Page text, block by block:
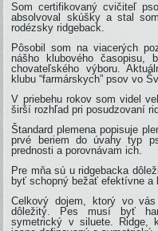
Som certifikovaný cvičiteľ
absolvoval skúšky a stal
rodézsky ridgeback.
Pôsobil som na viacerých
nášho klubového časopisu,
chovateľského výboru.
klubu “farmárskych” psov vo
V priebehu rokov som videl
širší rozhľad pri posudzovaní
Štandard plemena popisuje
prvé beriem do úvahy typ
prednosti a porovnávam ich.
Pre mňa sú u ridgebacka
byť schopný bežať efektívne a
Celkový dojem, ktorý vo
dôležitý. Pes musí byť
symetrický v siluete. Ridge,